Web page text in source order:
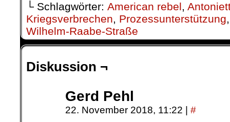
└ Schlagwörter: American rebel,
Kriegsverbrechen, Prozessunterstützung
Wilhelm-Raabe-Straße
Diskussion ¬
Gerd Pehl
22. November 2018, 11:22 #